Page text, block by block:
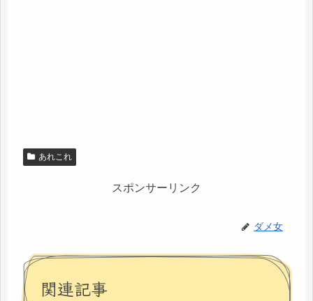
あれこれ
スポンサーリンク
ダメ女
関連記事